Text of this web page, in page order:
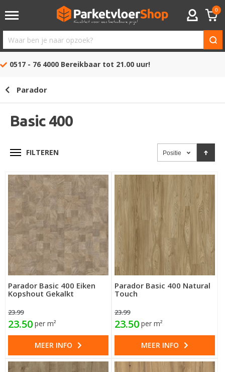
ACCOUNT
0
Waar
ben
opzoek?
0517 - 76 4000 Bereikbaar tot 21.00 uur!
Parador
Basic 400
FILTEREN Positie
Parador Basic 400 Eiken
Kopshout Gekalkt
23.99
23.50 per m²
MEER INFO
Parador Basic 400 Natural
Touch
23.99
23.50 per m²
MEER INFO